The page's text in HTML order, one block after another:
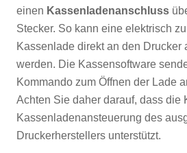
einen Kassenladenanschluss
Stecker. So kann eine elektrisch
Kassenlade direkt an den Drucker
werden. Die Kassensoftware
Kommando zum Öffnen der Lade
Achten Sie daher darauf, dass die
Kassenladenansteuerung des
Druckerherstellers unterstützt.